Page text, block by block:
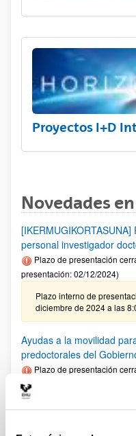
Proyectos I+D
Novedades
personal investigador
Plazo de presentación
presentación: 02/12/2024)
Plazo interno de
diciembre de 2024 a las
Ayudas a la movilidad
predoctorales del
Plazo de presentación